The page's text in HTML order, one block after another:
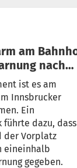
nach
ist es am
Innsbrucker
Ein
führte dazu, dass
der Vorplatz
eineinhalb
gegeben.